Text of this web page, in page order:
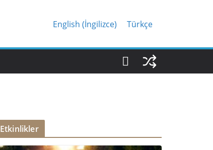
English (İngilizce) Türkçe
Etkinlikler